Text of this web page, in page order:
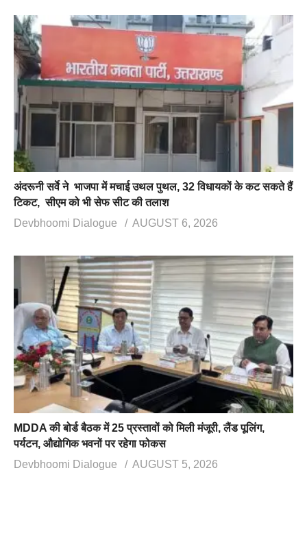
अंदरूनी सर्वे ने भाजपा में मचाई उथल पुथल, 32 विधायकों के कट सकते हैं
टिकट, सीएम को भी सेफ सीट की तलाश
Devbhoomi Dialogue
AUGUST 6, 2026
MDDA की बोर्ड बैठक में 25 प्रस्तावों को मिली मंजूरी, लैंड पूलिंग,
पर्यटन, औद्योगिक भवनों पर रहेगा फोकस
Devbhoomi Dialogue
AUGUST 5, 2026